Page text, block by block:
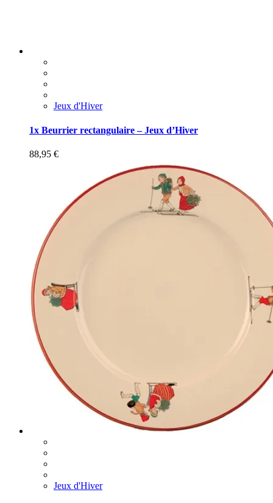
Jeux d'Hiver
1x Beurrier rectangulaire – Jeux d’Hiver
88,95 €
Jeux d'Hiver